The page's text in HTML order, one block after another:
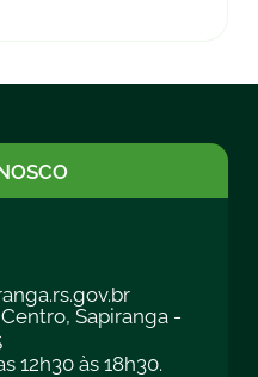
Sapiranga -
12h30 às 18h30.